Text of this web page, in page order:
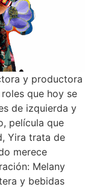
y productora
que hoy se
de izquierda y
película que
Yira trata de
merece
Melany
y bebidas